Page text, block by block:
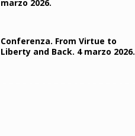
marzo 2026.
Conferenza. From Virtue to
Liberty and Back. 4 marzo 2026.